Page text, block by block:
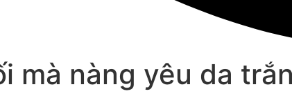
mà nàng yêu da